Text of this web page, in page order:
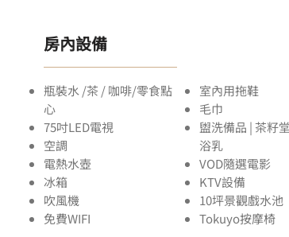
房內設備
​瓶裝水 /茶 / 咖啡​/零食點
心
75吋LED電視
空調
電熱水壺
冰箱
吹風機
​​免費WIFI ​
室內用拖鞋
毛巾
盥洗備品 | 茶籽
浴乳
VOD隨選電影
KTV設備
10坪景觀戲水池
​Tokuyo按摩椅